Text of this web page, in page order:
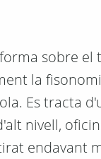
sobre el
la
Es tracta
nivell,
endavant